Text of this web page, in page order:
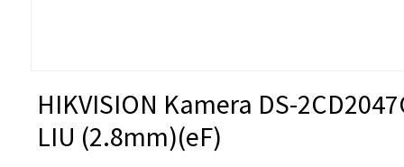
HIKVISION Kamera DS-
LIU (2.8mm)(eF)